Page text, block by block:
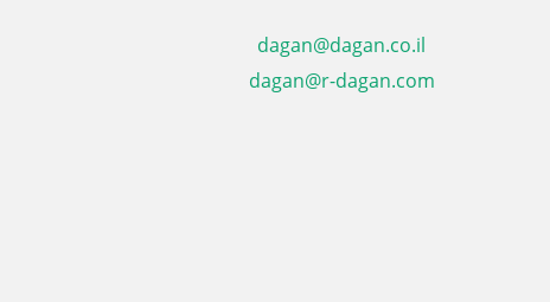
dagan@dagan.co.il
dagan@r-dagan.com